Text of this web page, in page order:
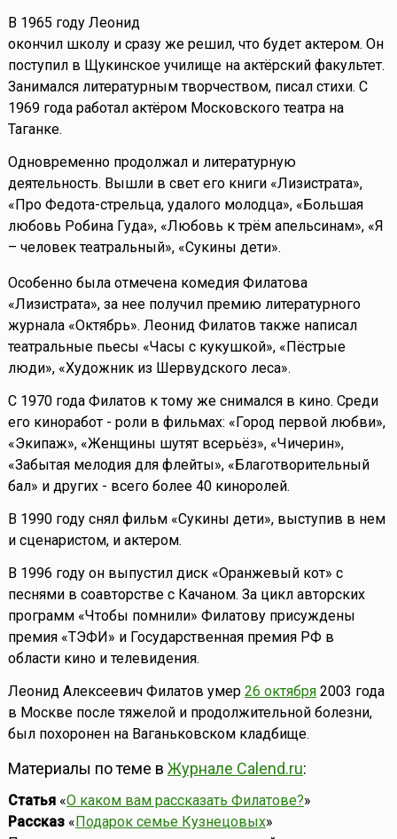
В 1965 году Леонид
окончил школу и сразу же решил, что будет актером. Он
поступил в Щукинское училище на актёрский факультет.
Занимался литературным творчеством, писал стихи. С
1969 года работал актёром Московского театра на
Таганке.
Одновременно продолжал и литературную
деятельность. Вышли в свет его книги «Лизистрата»,
«Про Федота-стрельца, удалого молодца», «Большая
любовь Робина Гуда», «Любовь к трём апельсинам», «Я
– человек театральный», «Сукины дети».
Особенно была отмечена комедия Филатова
«Лизистрата», за нее получил премию литературного
журнала «Октябрь». Леонид Филатов также написал
театральные пьесы «Часы с кукушкой», «Пёстрые
люди», «Художник из Шервудского леса».
С 1970 года Филатов к тому же снимался в кино. Среди
его киноработ - роли в фильмах: «Город первой любви»,
«Экипаж», «Женщины шутят всерьёз», «Чичерин»,
«Забытая мелодия для флейты», «Благотворительный
бал» и других - всего более 40 киноролей.
В 1990 году снял фильм «Сукины дети», выступив в нем
и сценаристом, и актером.
В 1996 году он выпустил диск «Оранжевый кот» с
песнями в соавторстве с Качаном. За цикл авторских
программ «Чтобы помнили» Филатову присуждены
премия «ТЭФИ» и Государственная премия РФ в
области кино и телевидения.
Леонид Алексеевич Филатов умер 26 октября2003 года
в Москве после тяжелой и продолжительной болезни,
был похоронен на Ваганьковском кладбище.
Материалы по теме в Журнале Calend.ru:
Статья«О каком вам рассказать Филатове?»
Рассказ« Подарок семье Кузнецовых»